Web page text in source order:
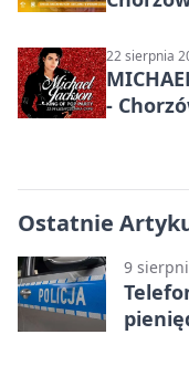
22 sierpnia
-
Ostatnie
9